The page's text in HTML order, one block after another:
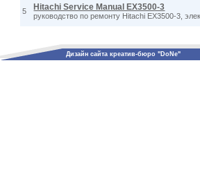
5 Hitachi Service Manual EX3500-3
руководство по ремонту Hitachi EX3500-3,
Дизайн сайта креатив-бюро "DoNe"